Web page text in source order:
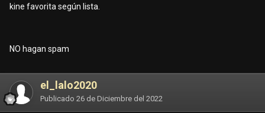
kine favorita según lista.
NO hagan spam
el_lalo2020
Publicado 26 de Diciembre del 2022